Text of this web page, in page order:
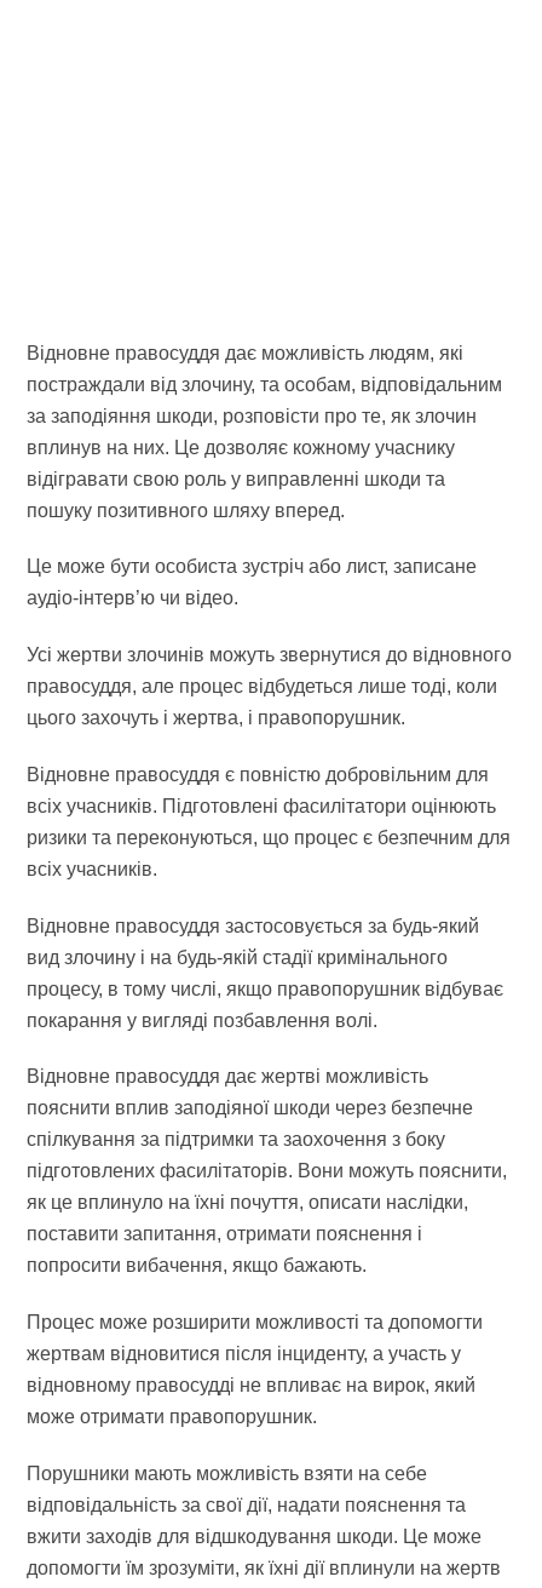
Відновне правосуддя дає можливість людям, які
постраждали від злочину, та особам, відповідальним
за заподіяння шкоди, розповісти про те, як злочин
вплинув на них. Це дозволяє кожному учаснику
відігравати свою роль у виправленні шкоди та
пошуку позитивного шляху вперед.
Це може бути особиста зустріч або лист, записане
аудіо-інтерв’ю чи відео.
Усі жертви злочинів можуть звернутися до відновного
правосуддя, але процес відбудеться лише тоді, коли
цього захочуть і жертва, і правопорушник.
Відновне правосуддя є повністю добровільним для
всіх учасників. Підготовлені фасилітатори оцінюють
ризики та переконуються, що процес є безпечним для
всіх учасників.
Відновне правосуддя застосовується за будь-який
вид злочину і на будь-якій стадії кримінального
процесу, в тому числі, якщо правопорушник відбуває
покарання у вигляді позбавлення волі.
Відновне правосуддя дає жертві можливість
пояснити вплив заподіяної шкоди через безпечне
спілкування за підтримки та заохочення з боку
підготовлених фасилітаторів. Вони можуть пояснити,
як це вплинуло на їхні почуття, описати наслідки,
поставити запитання, отримати пояснення і
попросити вибачення, якщо бажають.
Процес може розширити можливості та допомогти
жертвам відновитися після інциденту, а участь у
відновному правосудді не впливає на вирок, який
може отримати правопорушник.
Порушники мають можливість взяти на себе
відповідальність за свої дії, надати пояснення та
вжити заходів для відшкодування шкоди. Це може
допомогти їм зрозуміти, як їхні дії вплинули на жертв